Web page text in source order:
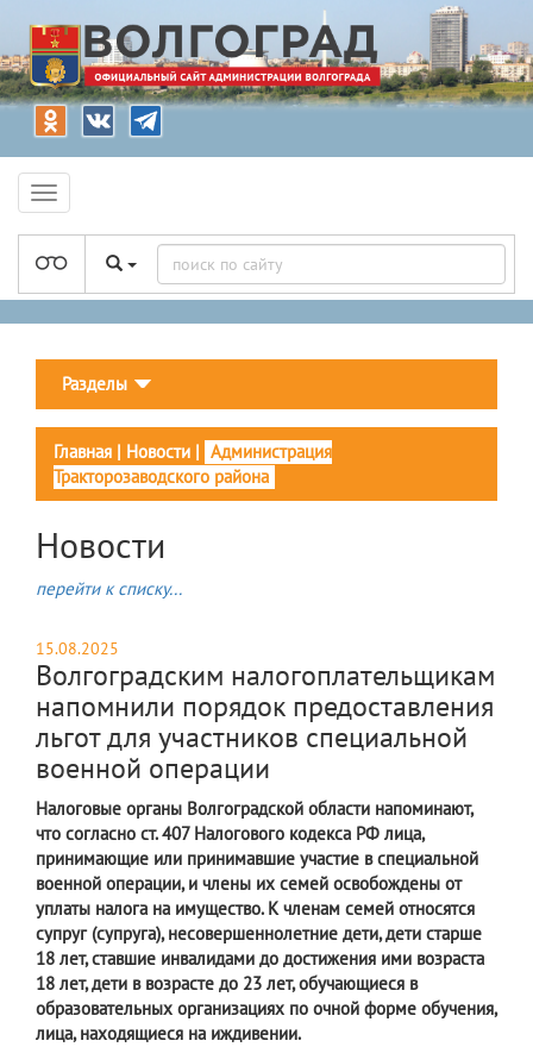
Разделы
Главная | Новости | Администрация
Тракторозаводского района
Новости
перейти к списку...
15.08.2025
Волгоградским налогоплательщикам
напомнили порядок предоставления
льгот для участников специальной
военной операции
Налоговые органы Волгоградской области напоминают,
что согласно ст. 407 Налогового кодекса РФ лица,
принимающие или принимавшие участие в специальной
военной операции, и члены их семей освобождены от
уплаты налога на имущество. К членам семей относятся
супруг (супруга), несовершеннолетние дети, дети старше
18 лет, ставшие инвалидами до достижения ими возраста
18 лет, дети в возрасте до 23 лет, обучающиеся в
образовательных организациях по очной форме обучения,
лица, находящиеся на иждивении.